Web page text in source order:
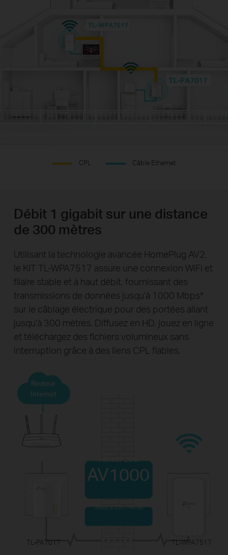
CPL Câble Ethernet
Débit 1 gigabit sur une distance
de 300 mètres
Utilisant la technologie avancée HomePlug AV2,
le KIT TL-WPA7517 assure une connexion WiFi et
filaire stable et à haut débit, fournissant des
transmissions de données jusqu'à 1000 Mbps*
sur le câblage électrique pour des portées allant
jusqu'à 300 mètres. Diffusez en HD, jouez en ligne
et téléchargez des fichiers volumineux sans
interruption grâce à des liens CPL fiables.
Routeur
Internet
TL-PA7017 TL-WPA7517
HOMEPLUG
AV1000
Jusqu'à 300 mètres